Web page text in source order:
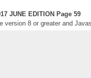
JUNE EDITION Page 59
version 8 or greater and